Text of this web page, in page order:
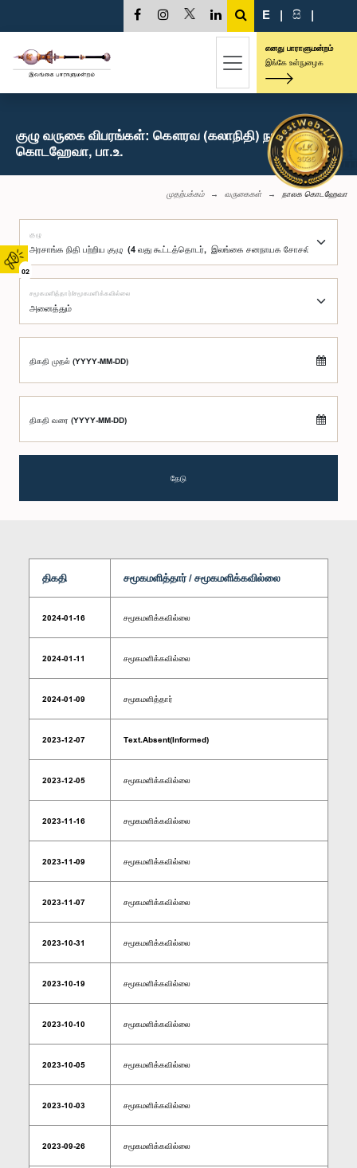
02
E | සි |
எனது பாராளுமன்றம்
இங்கே உள்நுழைக
குழு வருகை விபரங்கள்: கௌரவ (கலாநிதி) நாலக
கொடஹேவா, பா.உ.
முதற்பக்கம் வருகைகள் நாலக கொடஹேவா
குழு
சமூகமளித்தார்/சமூகமளிக்கவில்லை
திகதி முதல் (YYYY-MM-DD)
திகதி வரை (YYYY-MM-DD)
தேடு
திகதி சமூகமளித்தார் / சமூகமளிக்கவில்லை
2024-01-16 சமூகமளிக்கவில்லை
2024-01-11 சமூகமளிக்கவில்லை
2024-01-09 சமூகமளித்தார்
2023-12-07 Text.Absent(Informed)
2023-12-05 சமூகமளிக்கவில்லை
2023-11-16 சமூகமளிக்கவில்லை
2023-11-09 சமூகமளிக்கவில்லை
2023-11-07 சமூகமளிக்கவில்லை
2023-10-31 சமூகமளிக்கவில்லை
2023-10-19 சமூகமளிக்கவில்லை
2023-10-10 சமூகமளிக்கவில்லை
2023-10-05 சமூகமளிக்கவில்லை
2023-10-03 சமூகமளிக்கவில்லை
2023-09-26 சமூகமளிக்கவில்லை